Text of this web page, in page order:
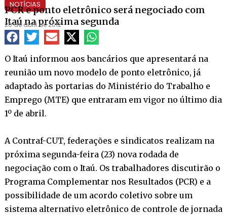
NOTÍCIAS
PCR e ponto eletrônico será negociado com
Itaú na próxima segunda
20 de abril de 2012
O Itaú informou aos bancários que apresentará na
reunião um novo modelo de ponto eletrônico, já
adaptado às portarias do Ministério do Trabalho e
Emprego (MTE) que entraram em vigor no último dia
1º de abril.
A Contraf-CUT, federações e sindicatos realizam na
próxima segunda-feira (23) nova rodada de
negociação com o Itaú. Os trabalhadores discutirão o
Programa Complementar nos Resultados (PCR) e a
possibilidade de um acordo coletivo sobre um
sistema alternativo eletrônico de controle de jornada